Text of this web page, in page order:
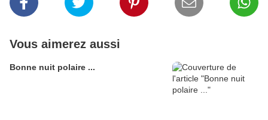
Vous aimerez aussi
Bonne nuit polaire ...